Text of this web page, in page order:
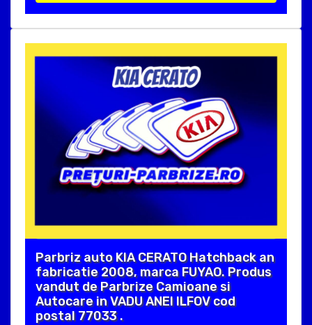
Parbriz auto KIA CERATO Hatchback an
fabricatie 2008, marca FUYAO. Produs
vandut de Parbrize Camioane si
Autocare in VADU ANEI ILFOV cod
postal 77033 .